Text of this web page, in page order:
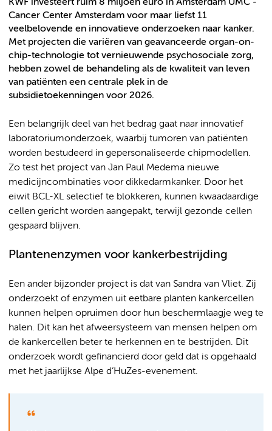
Cancer Center Amsterdam voor maar liefst 11
veelbelovende en innovatieve onderzoeken naar kanker.
Met projecten die variëren van geavanceerde organ-on-
chip-technologie tot vernieuwende psychosociale zorg,
hebben zowel de behandeling als de kwaliteit van leven
van patiënten een centrale plek in de
subsidietoekenningen voor 2026.
Een belangrijk deel van het bedrag gaat naar innovatief
laboratoriumonderzoek, waarbij tumoren van patiënten
worden bestudeerd in gepersonaliseerde chipmodellen.
Zo test het project van Jan Paul Medema nieuwe
medicijncombinaties voor dikkedarmkanker. Door het
eiwit BCL-XL selectief te blokkeren, kunnen kwaadaardige
cellen gericht worden aangepakt, terwijl gezonde cellen
gespaard blijven.
Plantenenzymen voor kankerbestrijding
Een ander bijzonder project is dat van Sandra van Vliet. Zij
onderzoekt of enzymen uit eetbare planten kankercellen
kunnen helpen opruimen door hun beschermlaagje weg te
halen. Dit kan het afweersysteem van mensen helpen om
de kankercellen beter te herkennen en te bestrijden. Dit
onderzoek wordt gefinancierd door geld dat is opgehaald
met het jaarlijkse Alpe d’HuZes-evenement.